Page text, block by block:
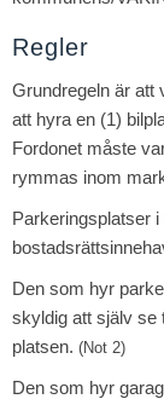
Regler
Grundregeln är att
att hyra en (1)
Fordonet måste
rymmas inom
Parkeringsplatser
Den som hyr
skyldig att själv se
platsen. (Not 2)
Den som hyr